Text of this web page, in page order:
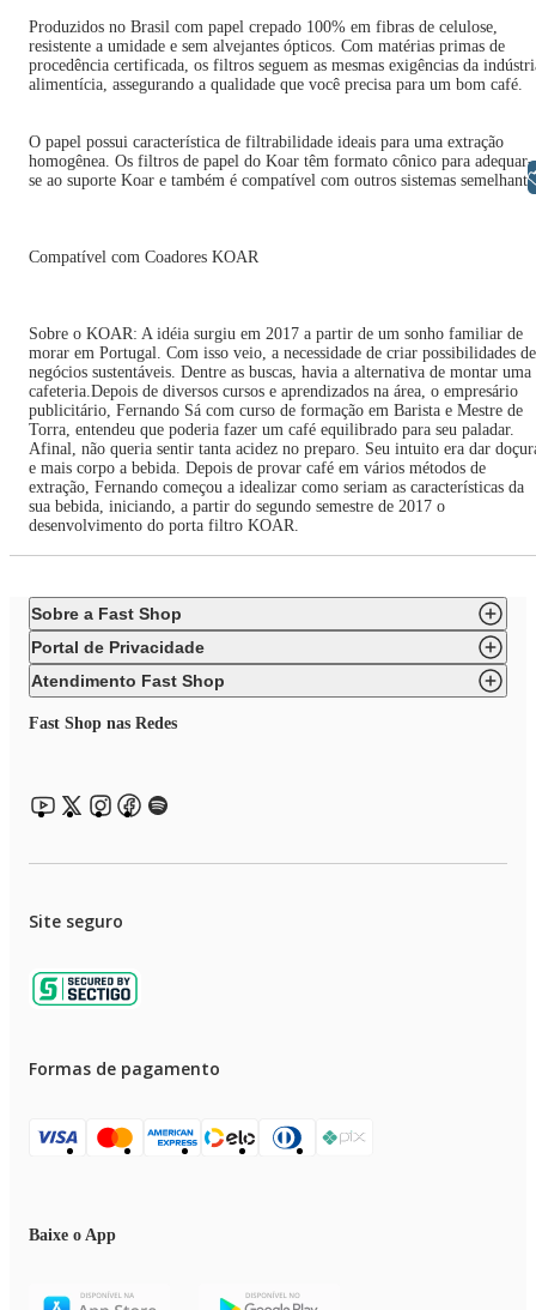
Produzidos no Brasil com papel crepado 100% em fibras de celulose,
resistente a umidade e sem alvejantes ópticos. Com matérias primas de
procedência certificada, os filtros seguem as mesmas exigências da
alimentícia, assegurando a qualidade que você precisa para um bom café.
O papel possui característica de filtrabilidade ideais para uma extração
homogênea. Os filtros de papel do Koar têm formato cônico para adequar-
se ao suporte Koar e também é compatível com outros sistemas
Compatível com Coadores KOAR
Sobre o KOAR: A idéia surgiu em 2017 a partir de um sonho familiar de
morar em Portugal. Com isso veio, a necessidade de criar possibilidades de
negócios sustentáveis. Dentre as buscas, havia a alternativa de montar uma
cafeteria.Depois de diversos cursos e aprendizados na área, o empresário
publicitário, Fernando Sá com curso de formação em Barista e Mestre de
Torra, entendeu que poderia fazer um café equilibrado para seu paladar.
Afinal, não queria sentir tanta acidez no preparo. Seu intuito era dar
e mais corpo a bebida. Depois de provar café em vários métodos de
extração, Fernando começou a idealizar como seriam as características da
sua bebida, iniciando, a partir do segundo semestre de 2017 o
desenvolvimento do porta filtro KOAR.
Sobre a Fast Shop
Portal de Privacidade
Atendimento Fast Shop
Fast Shop nas Redes
Site seguro
Formas de pagamento
Baixe o App
Libras